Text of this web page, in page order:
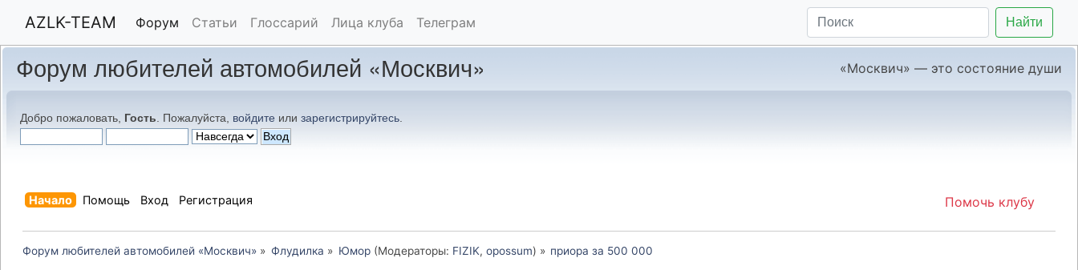
AZLK-TEAM Форум Статьи Глоссарий Лица клуба Телеграм Найти
Форум любителей автомобилей «Москвич» «Москвич» — это состояние души
Добро пожаловать, Гость . Пожалуйста, войдите или зарегистрируйтесь
Помочь клубу
Начало Помощь Вход Регистрация
Форум любителей автомобилей «Москвич» » Флудилка » Юмор(Модераторы: FIZIK, opossum) » приора за 500 000